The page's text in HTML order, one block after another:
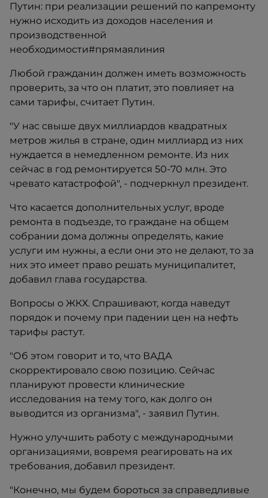
Путин: при реализации решений по капремонту
нужно исходить из доходов населения и
производственной
необходимости#прямаялиния
Любой гражданин должен иметь возможность
проверить, за что он платит, это повлияет на
сами тарифы, считает Путин.
"У нас свыше двух миллиардов квадратных
метров жилья в стране, один миллиард из них
нуждается в немедленном ремонте. Из них
сейчас в год ремонтируется 50-70 млн. Это
чревато катастрофой", - подчеркнул президент.
Что касается дополнительных услуг, вроде
ремонта в подъезде, то граждане на общем
собрании дома должны определять, какие
услуги им нужны, а если они это не делают, то за
них это имеет право решать муниципалитет,
добавил глава государства.
Вопросы о ЖКХ. Спрашивают, когда наведут
порядок и почему при падении цен на нефть
тарифы растут.
"Об этом говорит и то, что ВАДА
скорректировало свою позицию. Сейчас
планируют провести клинические
исследования на тему того, как долго он
выводится из организма", - заявил Путин.
Нужно улучшить работу с международными
организациями, вовремя реагировать на их
требования, добавил президент.
"Конечно, мы будем бороться за справедливые